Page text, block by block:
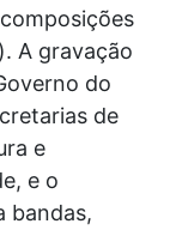
A gravação
do
de
e
e o
bandas,